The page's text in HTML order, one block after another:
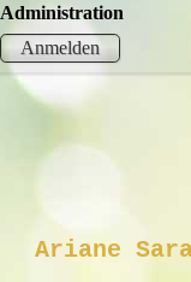
Administration
Anmelden
Ariane